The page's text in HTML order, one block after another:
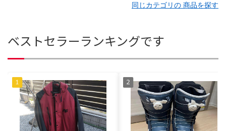
同じカテゴリの 商品を探す
ベストセラーランキングです